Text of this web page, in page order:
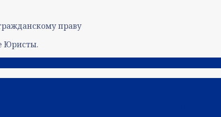
праву
Юристы.